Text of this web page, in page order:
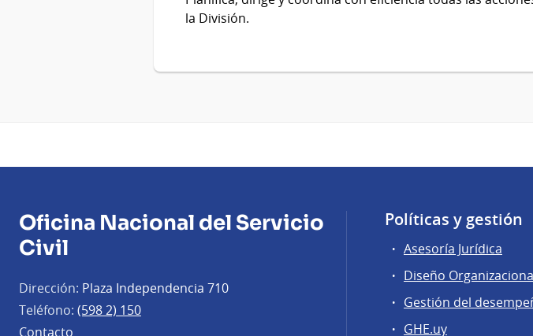
la División.
Oficina Nacional del Servicio
Civil
Dirección: Plaza Independencia 710
Teléfono: (598 2) 150
Contacto
Políticas y gestión
Asesoría Jurídica
Diseño
Gestión del
GHE.uy